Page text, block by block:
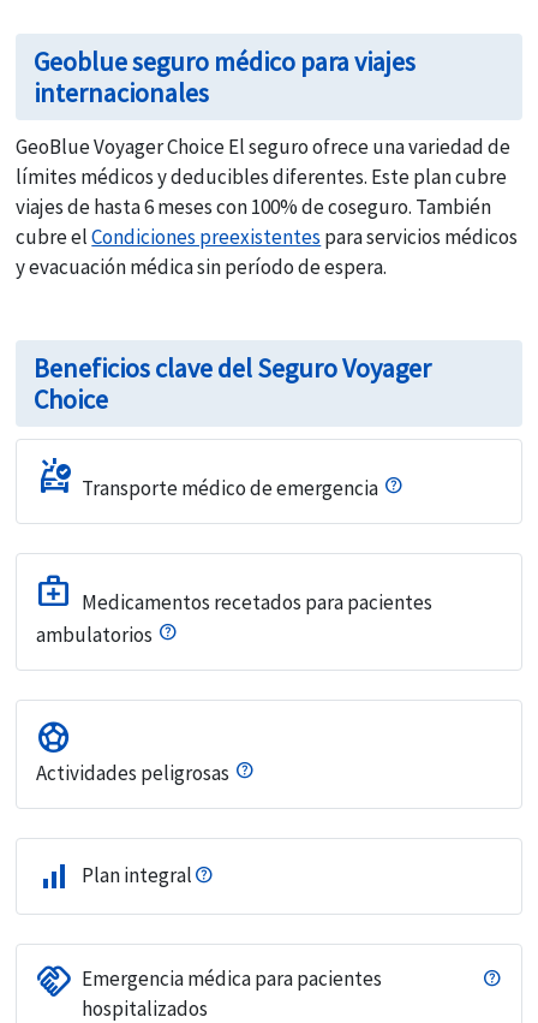
Geoblue seguro médico para viajes
internacionales
GeoBlue Voyager Choice El seguro ofrece una variedad de
límites médicos y deducibles diferentes. Este plan cubre
viajes de hasta 6 meses con 100% de coseguro. También
cubre elCondiciones preexistentes para servicios médicos
y evacuación médica sin período de espera.
Beneficios clave del Seguro Voyager
Choice
ambulance Transporte médico de emergencia
medical_services Medicamentos recetados para pacientes
ambulatorios
sports_soccer
Actividades peligrosas
signal_cellular_alt Plan integral
handshake Emergencia médica para pacientes
hospitalizados